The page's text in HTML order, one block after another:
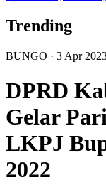
Trending
BUNGO · 3 Apr
DPRD
Gelar
LKPJ
2022